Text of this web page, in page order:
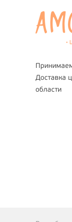
Доставка
области